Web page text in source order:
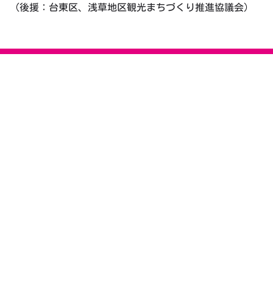
（後援：台東区、浅草地区観光まちづくり推進協議会）